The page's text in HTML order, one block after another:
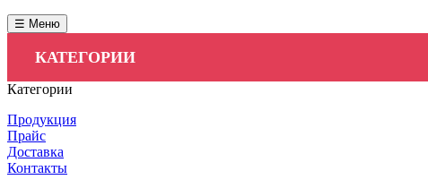
☰ Меню
КАТЕГОРИИ
Категории
Продукция
Прайс
Доставка
Контакты